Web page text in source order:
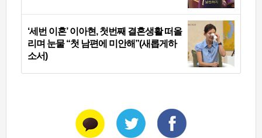
‘세번 이혼’ 이아현, 첫번째 결혼생활 떠올
리며 눈물 “첫 남편에 미안해”(새롭게하
소서)